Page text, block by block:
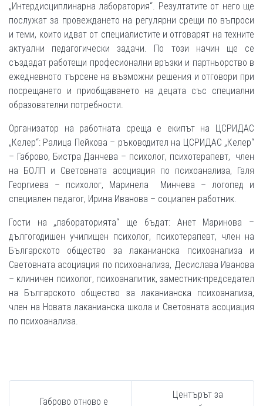
„Интердисциплинарна лаборатория“. Резултатите от него ще
послужат за провеждането на регулярни срещи по въпроси
и теми, които идват от специалистите и отговарят на техните
актуални педагогически задачи. По този начин ще се
създадат работещи професионални връзки и партньорство в
ежедневното търсене на възможни решения и отговори при
посрещането и приобщаването на децата със специални
образователни потребности.
Организатор на работната среща е екипът на ЦСРИДАС
„Келер“: Ралица Пейкова – ръководител на ЦСРИДАС „Келер“
– Габрово, Бистра Данчева – психолог, психотерапевт, член
на БОЛП и Световната асоциация по психоанализа, Галя
Георгиева – психолог, Маринела Минчева – логопед и
специален педагог, Ирина Иванова – социален работник.
Гости на „лабораторията“ ще бъдат: Анет Маринова –
дългогодишен училищен психолог, психотерапевт, член на
Българското общество за лаканианска психоанализа и
Световната асоциация по психоанализа, Десислава Иванова
– клиничен психолог, психоаналитик, заместник-председател
на Българското общество за лаканианска психоанализа,
член на Новата лаканианска школа и Световната асоциация
по психоанализа.
Габрово отново е
Центърът за